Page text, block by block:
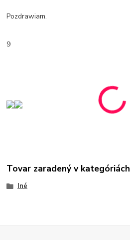
Pozdrawiam.
9
Tovar zaradený v kategóriách
Iné